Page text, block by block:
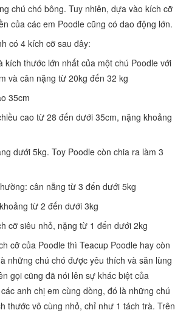
chú chó bông. Tuy nhiên, dựa vào kích cỡ
của các em Poodle cũng có dao động lớn.
có 4 kích cỡ sau đây:
kích thước lớn nhất của một chú Poodle với
và cân nặng từ 20kg đến 32 kg
35cm
cao từ 28 đến dưới 35cm, nặng khoảng
dưới 5kg. Toy Poodle còn chia ra làm 3
cân nẵng từ 3 đến dưới 5kg
từ 2 đến dưới 3kg
cỡ siêu nhỏ, nặng từ 1 đến dưới 2kg
cỡ của Poodle thì Teacup Poodle hay còn
những chú chó được yêu thích và săn lùng
gọi cũng đã nói lên sự khác biệt của
anh chị em cùng dòng, đó là những chú
thước vô cùng nhỏ, chỉ như 1 tách trà. Trên